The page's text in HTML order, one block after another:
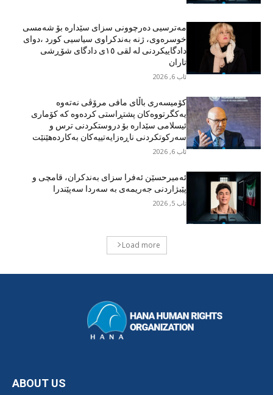
مەترسیی دەرچوونی سزای سێدارە بۆ شەمسی
خوسرەوی، ژنە بەندکراوی سیاسیی کورد ،دوای
دادگاییکردنی لە لقی ١٥ی دادگای شۆڕشی
تاران
ئاب 6, 2026
کۆمیسەری باڵای مافی مرۆڤی نەتەوە
یەکگرتووەکان پشتڕاستی کردەوە کە کۆماری
ئیسلامی سێدارە بۆ دروستکردنی ترس و
سەرکوتکردنی ناڕەزایەتییەکان بەکاردەهێنێت
ئاب 6, 2026
ئەمیرحسێن ئەفرا سزای بەندکران، قامچی و
پێبژاردنی جەریمەی بە سەردا سەپێندرا
ئاب 5, 2026
Load more
ABOUT US